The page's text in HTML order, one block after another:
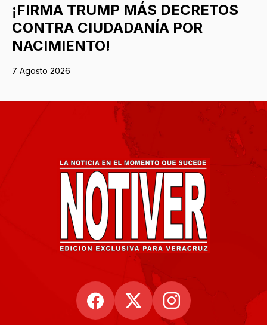
¡FIRMA TRUMP MÁS DECRETOS
CONTRA CIUDADANÍA POR
NACIMIENTO!
7 Agosto 2026